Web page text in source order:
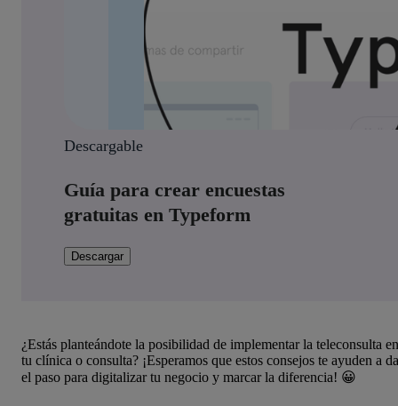
Descargable
Guía para crear encuestas
gratuitas en Typeform
Descargar
¿Estás planteándote la posibilidad de implementar la teleconsulta en
tu clínica o consulta? ¡Esperamos que estos consejos te ayuden a
el paso para digitalizar tu negocio y marcar la diferencia! 😀